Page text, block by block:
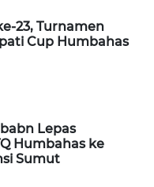
23, Turnamen
Cup Humbahas
Lepas
Humbahas ke
Sumut